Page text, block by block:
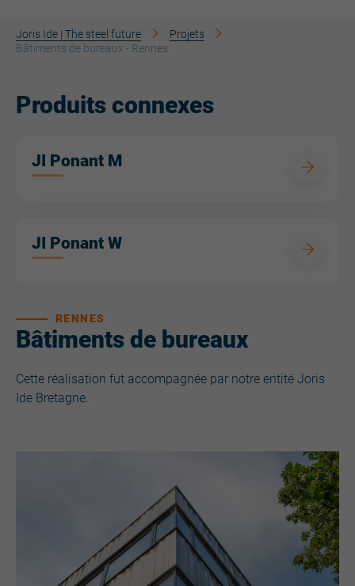
Joris Ide | The steel future
Projets
Bâtiments de bureaux - Rennes
Produits connexes
JI Ponant M
JI Ponant W
Bâtiments de bureaux
RENNES
Cette réalisation fut accompagnée par notre entité Joris
Ide Bretagne.